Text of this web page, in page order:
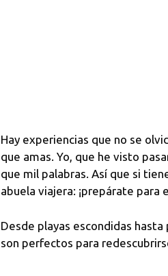
Hay experiencias que no se
que amas. Yo, que he visto
que mil palabras. Así que si
abuela viajera: ¡prepárate para
Desde playas escondidas
son perfectos para